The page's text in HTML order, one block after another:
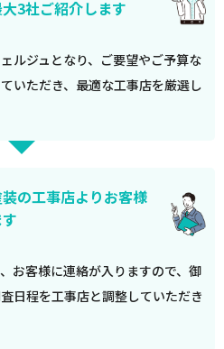
3社ご紹介します
ルジュとなり、ご要望やご予算な
いただき、最適な工事店を厳選し
の工事店よりお客様
お客様に連絡が入りますので、御
日程を工事店と調整していただき